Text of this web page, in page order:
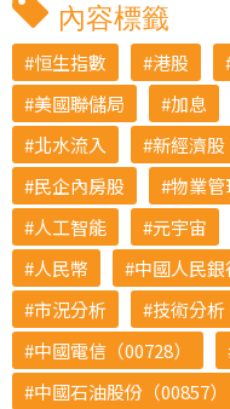
內容標籤
恒生指數 港股
美國聯儲局
加息
北水流入
新經濟股
民企內房股
物業管
人工智能
元宇宙
人民幣
中國人民銀
市況分析
技術分析
中國電信（00728）
中國石油股份（00857）